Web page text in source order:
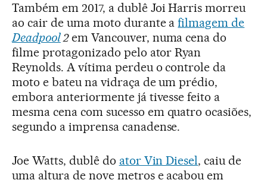
Também em 2017, a dublê Joi Harris morreu
ao cair de uma moto durante afilmagem de
Deadpool2em Vancouver, numa cena do
filme protagonizado pelo ator Ryan
Reynolds. A vítima perdeu o controle da
moto e bateu na vidraça de um prédio,
embora anteriormente já tivesse feito a
mesma cena com sucesso em quatro ocasiões,
segundo a imprensa canadense.
Joe Watts, dublê do ator Vin Diesel, caiu de
uma altura de nove metros e acabou em